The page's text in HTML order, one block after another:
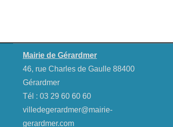
Mairie de Gérardmer
46, rue Charles de Gaulle 88400
Gérardmer
Tél : 03 29 60 60 60
villedegerardmer@mairie-
gerardmer.com